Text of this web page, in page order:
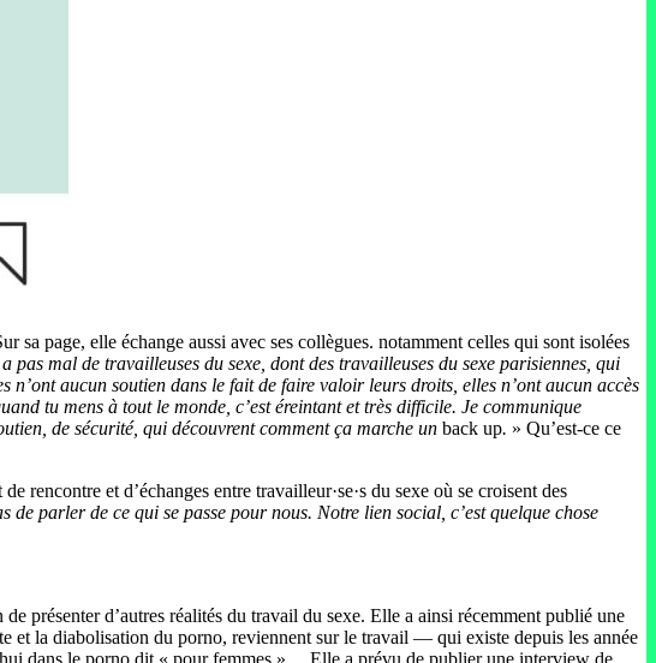
sa page, elle échange aussi avec ses collègues. notamment celles qui sont isolées
a pas mal de travailleuses du sexe, dont des travailleuses du sexe parisiennes, qui
aucun soutien dans le fait de faire valoir leurs droits, elles n’ont aucun accès
tu mens à tout le monde, c’est éreintant et très difficile. Je communique
de sécurité, qui découvrent comment ça marche un back up. » Qu’est-ce ce
rencontre et d’échanges entre travailleur·se·s du sexe où se croisent des
de parler de ce qui se passe pour nous. Notre lien social, c’est quelque chose
présenter d’autres réalités du travail du sexe. Elle a ainsi récemment publié une
et la diabolisation du porno, reviennent sur le travail — qui existe depuis les année
dans le porno dit « pour femmes »… Elle a prévu de publier une interview de